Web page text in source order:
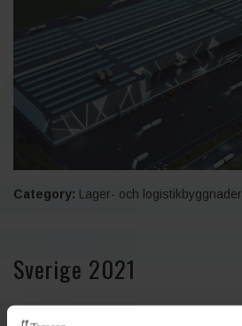
Category: Lager- och logistikbyggnader
Sverige 2021